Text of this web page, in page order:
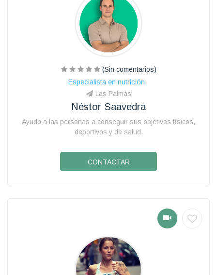
(Sin comentarios)
Especialista en nutrición
Las Palmas
Néstor Saavedra
Ayudo a las personas a conseguir sus objetivos físicos,
deportivos y de salud.
CONTACTAR